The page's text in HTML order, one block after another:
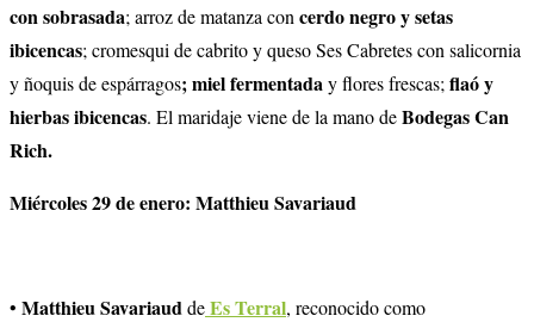
con sobrasada; arroz de matanza con cerdo negro y setas
ibicencas; cromesqui de cabrito y queso Ses Cabretes con salicornia
y ñoquis de espárragos; miel fermentada y flores frescas; flaó y
hierbas ibicencas. El maridaje viene de la mano deBodegas Can
Rich.
Miércoles 29 de enero: Matthieu Savariaud
• Matthieu Savariaud deEs Terral, reconocido como